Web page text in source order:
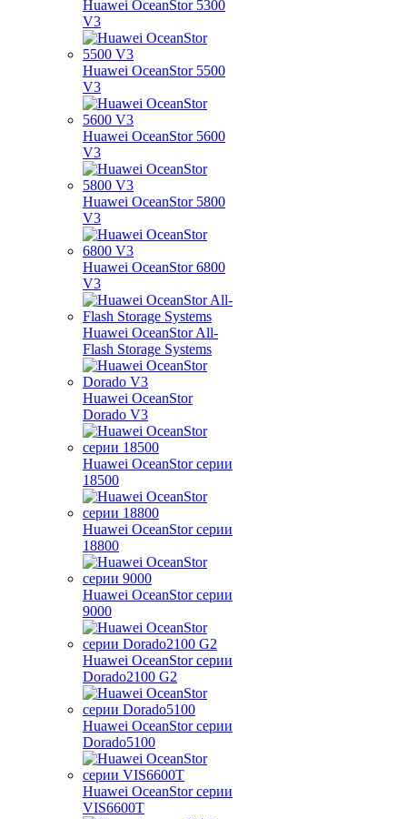
Huawei OceanStor 5300
V3
Huawei OceanStor 5500
V3
Huawei OceanStor 5600
V3
Huawei OceanStor 5800
V3
Huawei OceanStor 6800
V3
Huawei OceanStor All-
Flash Storage Systems
Huawei OceanStor
Dorado V3
Huawei OceanStor серии
18500
Huawei OceanStor серии
18800
Huawei OceanStor серии
9000
Huawei OceanStor серии
Dorado2100 G2
Huawei OceanStor серии
Dorado5100
Huawei OceanStor серии
VIS6600T